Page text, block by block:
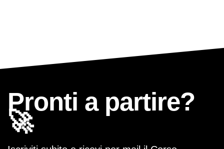
Pronti a partire?
🚀